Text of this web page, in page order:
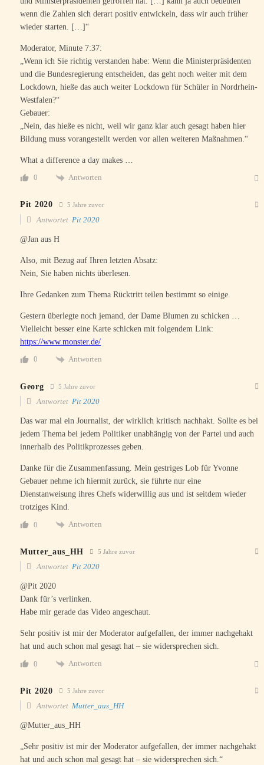
wenn die Zahlen sich derart positiv entwickeln, dass wir auch früher
wieder starten. […]“
Moderator, Minute 7:37:
„Wenn ich Sie richtig verstanden habe: Wenn die Ministerpräsidenten
und die Bundesregierung entscheiden, das geht noch weiter mit dem
Lockdown, hieße das auch weiter Lockdown für Schüler in Nordrhein-
Westfalen?“
Gebauer:
„Nein, das hieße es nicht, weil wir ganz klar auch gesagt haben hier
Bildung muss vorangestellt werden vor allen weiteren Maßnahmen.“
What a difference a day makes …
0
Antworten
Pit 2020 5 Jahre zuvor
Antwortet Pit 2020
@Jan aus H
Also, mit Bezug auf Ihren letzten Absatz:
Nein, Sie haben nichts überlesen.
Ihre Gedanken zum Thema Rücktritt teilen bestimmt so einige.
Gestern überlegte noch jemand, der Dame Blumen zu schicken …
Vielleicht besser eine Karte schicken mit folgendem Link:
https://www.monster.de/
0
Antworten
Georg 5 Jahre zuvor
Antwortet Pit 2020
Das war mal ein Journalist, der wirklich kritisch nachhakt. Sollte es bei
jedem Thema bei jedem Politiker unabhängig von der Partei und auch
innerhalb des Politikprozesses geben.
Danke für die Zusammenfassung. Mein gestriges Lob für Yvonne
Gebauer nehme ich hiermit zurück, sie führte nur eine
Dienstanweisung ihres Chefs widerwillig aus und ist seitdem wieder
trotziges Kind.
0
Antworten
Mutter_aus_HH 5 Jahre zuvor
Antwortet Pit 2020
@Pit 2020
Dank für’s verlinken.
Habe mir gerade das Video angeschaut.
Sehr positiv ist mir der Moderator aufgefallen, der immer nachgehakt
hat und auch schon mal gesagt hat – sie widersprechen sich.
0
Antworten
Pit 2020 5 Jahre zuvor
Antwortet Mutter_aus_HH
@Mutter_aus_HH
„Sehr positiv ist mir der Moderator aufgefallen, der immer nachgehakt
hat und auch schon mal gesagt hat – sie widersprechen sich.“